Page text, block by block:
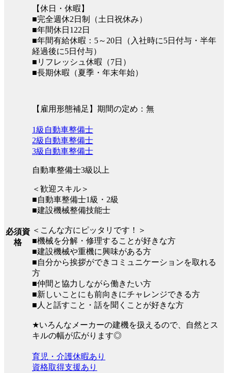
【休日・休暇】
■完全週休2日制（土日祝休み）
■年間休日122日
■年間有給休暇：5～20日（入社時に5日付与・半年
経過後に5日付与）
■リフレッシュ休暇（7日）
■長期休暇（夏季・年末年始）
【雇用形態補足】期間の定め：無
必須資
格
1級自動車整備士
2級自動車整備士
3級自動車整備士
自動車整備士3級以上
＜歓迎スキル＞
■自動車整備士1級・2級
■建設機械整備技能士
＜こんな方にピッタリです！＞
■機械を分解・修理することが好きな方
■建設機械や重機に興味がある方
■自分から挨拶ができコミュニケーションを取れる
方
■仲間と協力しながら働きたい方
■新しいことにも前向きにチャレンジできる方
■人と話すこと・話を聞くことが好きな方
★いろんなメーカーの建機を扱えるので、自然とス
キルの幅が広がります◎
育児・介護休暇あり
資格取得支援あり